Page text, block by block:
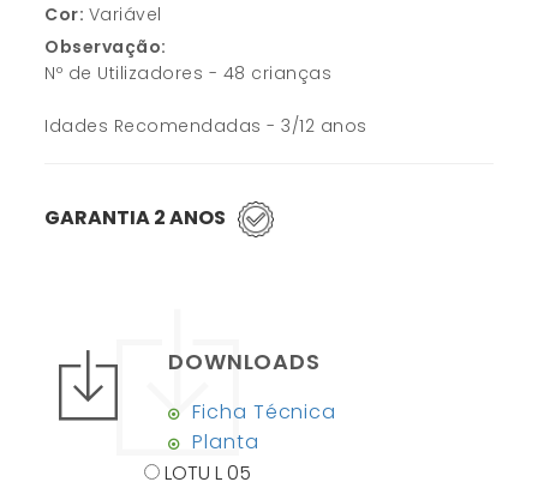
Cor: Variável
Observação:
Nº de Utilizadores - 48 crianças
Idades Recomendadas - 3/12 anos
GARANTIA 2 ANOS
DOWNLOADS
Ficha Técnica
Planta
LOTU L 05